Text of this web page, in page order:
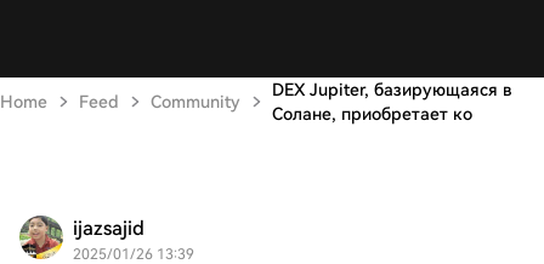
Home Feed Community
DEX Jupiter, базирующаяся в
Солане, приобретает ко
ijazsajid
2025/01/26 13:39